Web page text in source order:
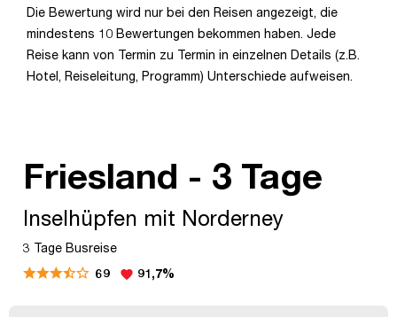
Die Bewertung wird nur bei den Reisen angezeigt, die
mindestens 10 Bewertungen bekommen haben. Jede
Reise kann von Termin zu Termin in einzelnen Details (z.B.
Hotel, Reiseleitung, Programm) Unterschiede aufweisen.
Friesland - 3 Tage
Inselhüpfen mit Norderney
3 Tage Busreise
69
favorite 91,7%